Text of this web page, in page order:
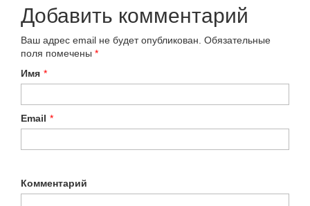
Добавить комментарий
Ваш адрес email не будет опубликован. Обязательные
поля помечены *
Имя *
Email *
Комментарий